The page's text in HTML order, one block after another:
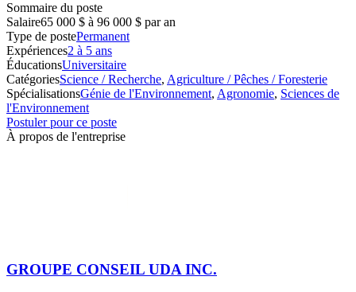
Sommaire du poste
Salaire65 000 $ à 96 000 $ par an
Type de postePermanent
Expériences2 à 5 ans
ÉducationsUniversitaire
CatégoriesScience / Recherche, Agriculture / Pêches / Foresterie
SpécialisationsGénie de l'Environnement, Agronomie, Sciences de
l'Environnement
Postuler pour ce poste
À propos de l'entreprise
GROUPE CONSEIL UDA INC.